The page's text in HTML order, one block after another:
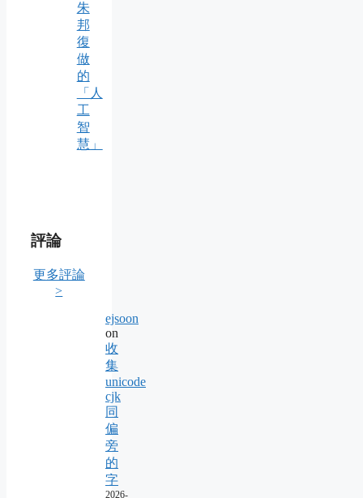
朱
邦
復
做
的
「人
工
智
慧」
評論
更多評論
>
ejsoon
on
收
集
unicode
cjk
同
偏
旁
的
字
2026-